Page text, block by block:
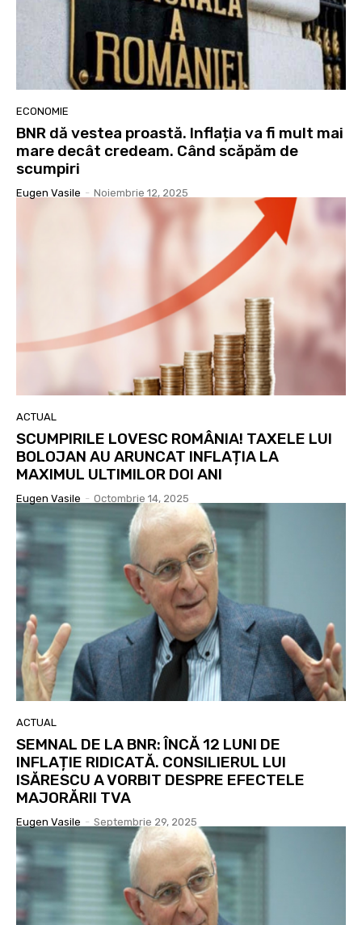
ECONOMIE
BNR dă vestea proastă. Inflația va fi mult mai
mare decât credeam. Când scăpăm de
scumpiri
Eugen Vasile - Noiembrie 12, 2025
ACTUAL
SCUMPIRILE LOVESC ROMÂNIA! TAXELE LUI
BOLOJAN AU ARUNCAT INFLAȚIA LA
MAXIMUL ULTIMILOR DOI ANI
Eugen Vasile - Octombrie 14, 2025
ACTUAL
SEMNAL DE LA BNR: ÎNCĂ 12 LUNI DE
INFLAȚIE RIDICATĂ. CONSILIERUL LUI
ISĂRESCU A VORBIT DESPRE EFECTELE
MAJORĂRII TVA
Eugen Vasile - Septembrie 29, 2025